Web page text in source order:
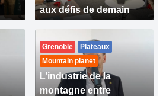
aux défis de demain
Grenoble
Plateaux
Mountain planet
L’industrie de la
montagne entre